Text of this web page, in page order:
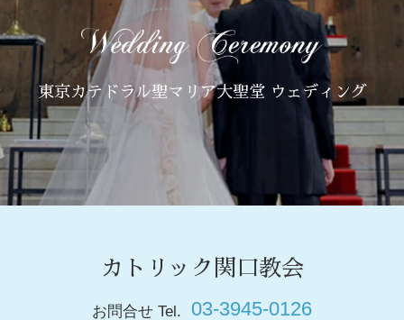
東京カテドラル聖マリア大聖堂 ウェディング
カトリック関口教会
お問合せ Tel. 03-3945-0126